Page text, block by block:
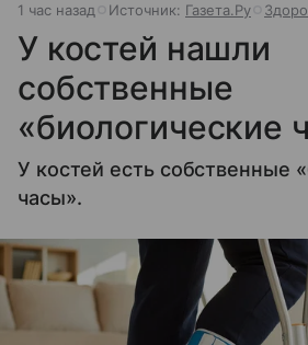
1 час назад Источник: Газета.Ру
У костей нашли
собственные
«биологические
У костей есть собственные
часы».